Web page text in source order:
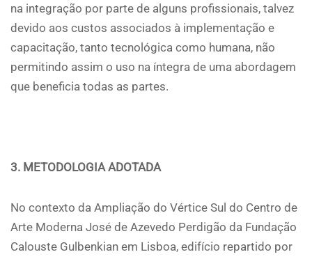
na integração por parte de alguns profissionais, talvez
devido aos custos associados à implementação e
capacitação, tanto tecnológica como humana, não
permitindo assim o uso na íntegra de uma abordagem
que beneficia todas as partes.
3. METODOLOGIA ADOTADA
No contexto da Ampliação do Vértice Sul do Centro de
Arte Moderna José de Azevedo Perdigão da Fundação
Calouste Gulbenkian em Lisboa, edifício repartido por